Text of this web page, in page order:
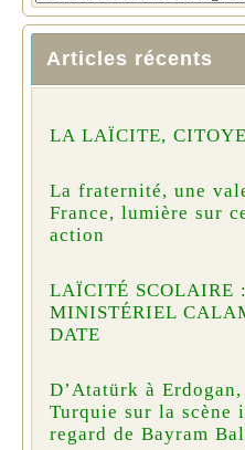
Articles récents
LA LAÏCITE,
La fraternité, une
France, lumière sur
action
LAÏCITÉ SCOLAIRE
MINISTÉRIEL
DATE
D’Atatürk à
Turquie sur la scène
regard de Bayram